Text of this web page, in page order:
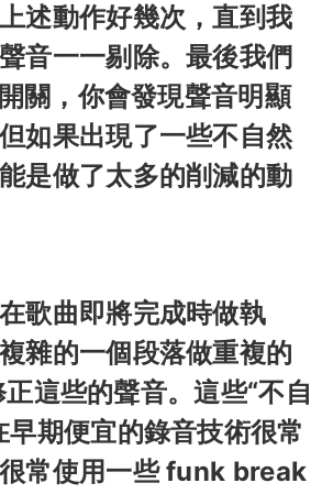
述動作好幾次，直到我
音一一剔除。最後我們
關，你會發現聲音明顯
如果出現了一些不自然
是做了太多的削減的動
歌曲即將完成時做執
雜的一個段落做重複的
這些的聲音。這些“不自
早期便宜的錄音技術很常
常使用一些 funk break